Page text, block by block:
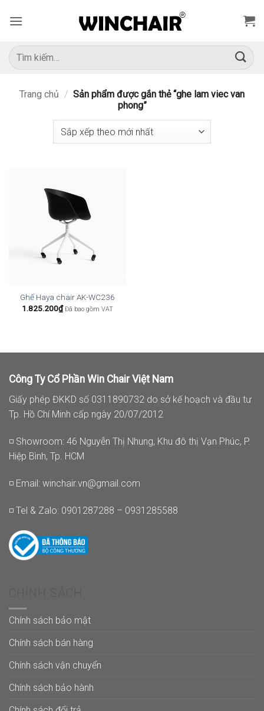
qua
dung
Tìm
kiếm:
Trang chủ / Sản phẩm được gắn thẻ “ghe lam viec van
phong”
Ghế Haya chair AK-WC236
1.825.200₫ Đã bao gồm VAT
Công Ty Cổ Phần Win Chair Việt Nam
Giấy phép ĐKKD số 0311890732 do sở kế hoạch và đầu tư
Tp. Hồ Chí Minh cấp ngày 20/07/2012
◽ Showroom: 46 Nguyễn Thị Nhung, Khu đô thị Vạn Phúc, P.
Hiệp Bình, Tp. HCM
◽ Email: winchair.vn@gmail.com
◽ Tel & Zalo: 0901287288 – 0931285588
Chính sách bảo mật
Chính sách bán hàng
Chính sách vận chuyển
Chính sách bảo hành